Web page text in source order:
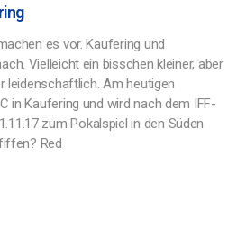
es vor. Kaufering und
Vielleicht ein bisschen kleiner, aber
leidenschaftlich. Am heutigen
in Kaufering und wird nach dem IFF-
zum Pokalspiel in den Süden
Red